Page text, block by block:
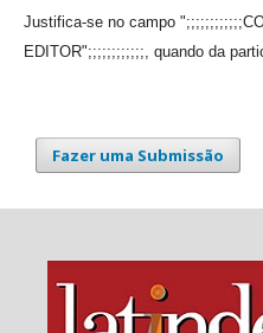
Justifica-se no campo
EDITOR";;;;;;;;;;;;, quando da
Fazer uma Submissão